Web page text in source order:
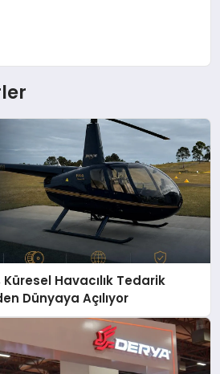
Havacılık Tedarik
Dünyaya Açılıyor